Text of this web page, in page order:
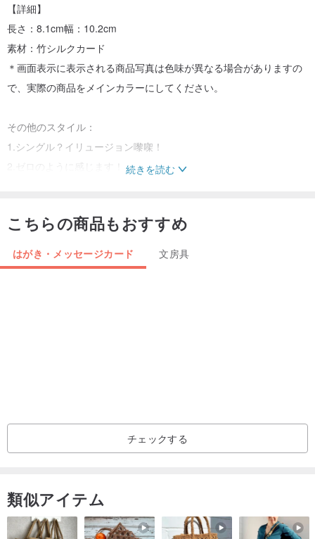
【詳細】
長さ：8.1cm幅：10.2cm
素材：竹シルクカード
＊画面表示に表示される商品写真は色味が異なる場合がありますの
で、実際の商品をメインカラーにしてください。
その他のスタイル：
1.シングル？イリュージョン嚟㗎！
2.ゼロのように感じます！
hk.pinkoi.com/product/KeDgXcvJ
続きを読む
こちらの商品もおすすめ
はがき・メッセージカード 文房具
チェックする
類似アイテム